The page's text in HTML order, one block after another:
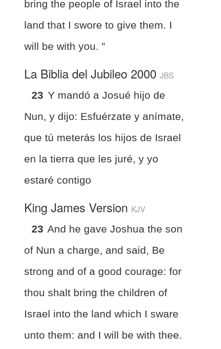
bring the people of Israel into the
land that I swore to give them. I
will be with you. ”
La Biblia del Jubileo 2000 JBS
23 Y mandó a Josué hijo de
Nun, y dijo: Esfuérzate y anímate,
que tú meterás los hijos de Israel
en la tierra que les juré, y yo
estaré contigo
King James Version KJV
23 And he gave Joshua the son
of Nun a charge, and said, Be
strong and of a good courage: for
thou shalt bring the children of
Israel into the land which I sware
unto them: and I will be with thee.